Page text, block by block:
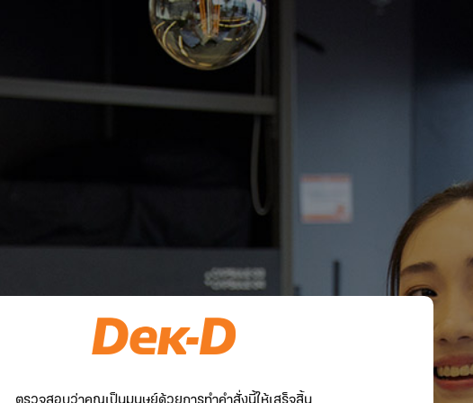
ตรวจสอบว่าคุณเป็นมนุษย์ด้วยการทำคำสั่งนี้ให้เสร็จสิ้น